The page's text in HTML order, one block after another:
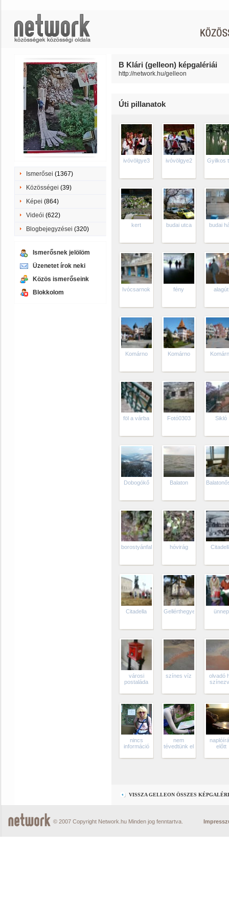
Ismerősei (1367)
Közösségei (39)
Képei (864)
Videói (622)
Blogbejegyzései (320)
Ismerősnek jelölöm
Üzenetet írok neki
Közös ismerőseink
Blokkolom
B Klári (gelleon) képgalériái
http://network.hu/gelleon
Úti pillanatok
ivóvölgye3 ivóvölgye2 Gyilkos
kert budai utca budai
Ivócsarnok fény alagút
Komárno Komárno
föl a várba Fotó0303 Sikló
Dobogókő Balaton
borostyánfal hóvirág
Citadella Gellérthegyen ünnep
városi
postaláda
színes víz
olvadó
nincs
információ
nem
tévedtünk el
előtt
VISSZA GELLEON ÖSSZES
© 2007 Copyright Network.hu Minden jog fenntartva.